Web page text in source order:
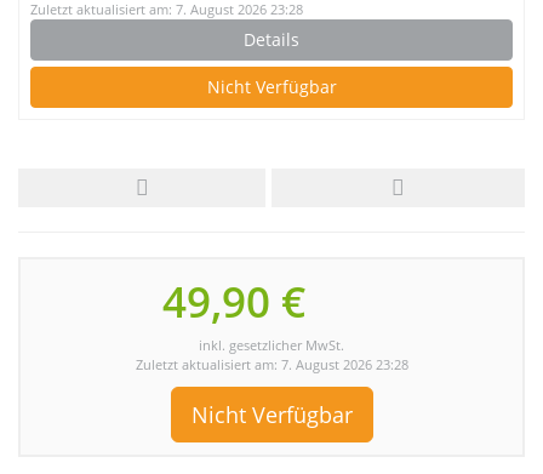
Zuletzt aktualisiert am: 7. August 2026 23:28
Details
Nicht Verfügbar
49,90 €
inkl. gesetzlicher MwSt.
Zuletzt aktualisiert am: 7. August 2026 23:28
Nicht Verfügbar